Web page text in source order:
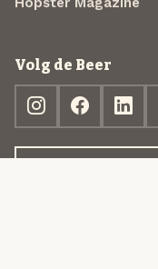
Volg de Beer